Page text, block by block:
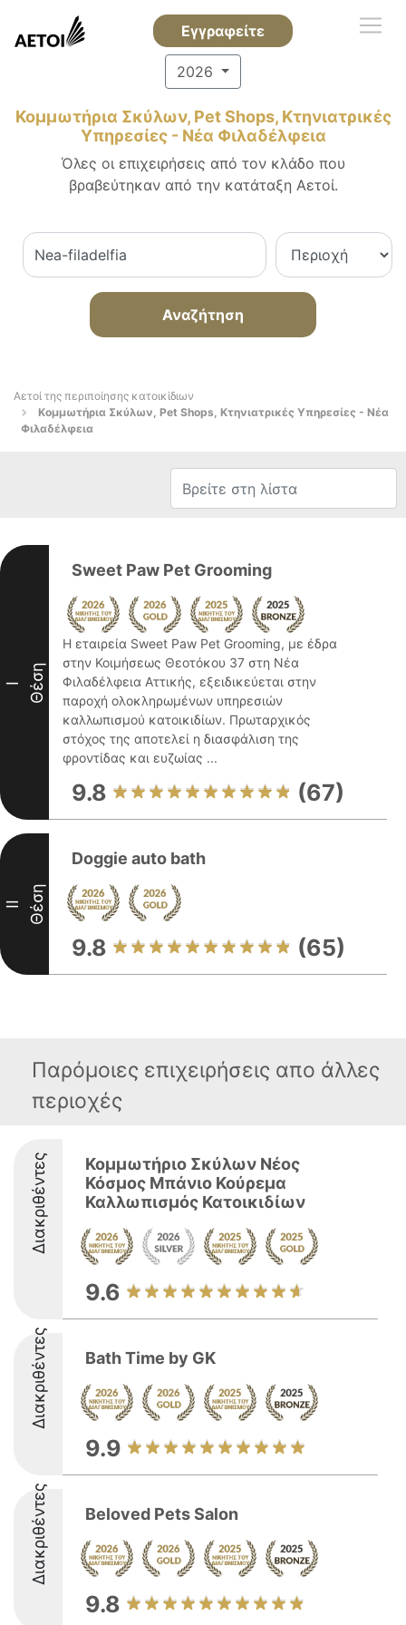
Εγγραφείτε
2026
Κομμωτήρια Σκύλων, Pet Shops, Κτηνιατρικές
Υπηρεσίες - Νέα Φιλαδέλφεια
Όλες οι επιχειρήσεις από τον κλάδο που
βραβεύτηκαν από την κατάταξη Αετοί.
Αναζήτηση
Αετοί της περιποίησης κατοικίδιων
Κομμωτήρια Σκύλων, Pet Shops, Κτηνιατρικές Υπηρεσίες - Νέα
Φιλαδέλφεια
I Θέση
Sweet Paw Pet Grooming
Η εταιρεία Sweet Paw Pet Grooming, με έδρα
στην Κοιμήσεως Θεοτόκου 37 στη Νέα
Φιλαδέλφεια Αττικής, εξειδικεύεται στην
παροχή ολοκληρωμένων υπηρεσιών
καλλωπισμού κατοικιδίων. Πρωταρχικός
στόχος της αποτελεί η διασφάλιση της
φροντίδας και ευζωίας ...
9.8 (67)
II Θέση
Doggie auto bath
9.8 (65)
Παρόμοιες επιχειρήσεις απο άλλες
περιοχές
Διακριθέντες
Κομμωτήριο Σκύλων Νέος
Κόσμος Μπάνιο Κούρεμα
Καλλωπισμός Κατοικιδίων
9.6
Διακριθέντες Bath Time by GK
9.9
Διακριθέντες Beloved Pets Salon
9.8